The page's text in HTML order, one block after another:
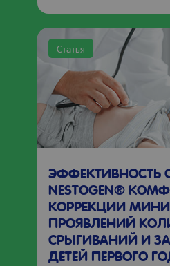
Статья
ЭФФЕКТИВНОСТЬ
NESTOGEN®
КОРРЕКЦИИ
ПРОЯВЛЕНИЙ
СРЫГИВАНИЙ И
ДЕТЕЙ ПЕРВОГО